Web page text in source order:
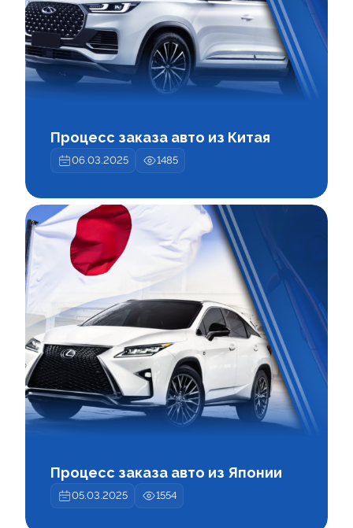
Процесс заказа авто из Китая
06.03.2025 1485
Процесс заказа авто из Японии
05.03.2025 1554